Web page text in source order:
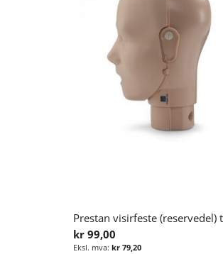
kr 99,00
kr 79,20